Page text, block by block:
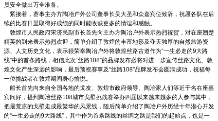
员安全做出万全准备。
紧接着，赛事主办方陶冶户外公司董事长吴大圣和众嘉宾位致辞，祝愿各队在后
续的比赛日里取得好成绩的同时能收获更多的情谊和感触。
敦煌市人民政府宋济民副市长首先向主办方陶冶户外表示热烈祝贺，对在座翘楚
精英的到来表示热烈欢迎，简单介绍了敦煌的丰富地形及夺天独厚的自然旅游资
源、人文历史文化，表示很荣幸陶冶户外将敦煌丝路古道作为“一生必走的9大路
线”中的首条路线，相信此次“丝路108”的品牌发布必将对进一步宣传丝路文化、敦
煌文化产生深远的影响，最后预祝赛事及“丝路108”品牌发布会圆满成功，祝福每
一位挑战者在敦煌期间身心愉悦。
船长首先向来自全国各地的戈友、敦煌市政府领导、陶冶家人们等近千名在座嘉
宾问好，提到陶冶丝路108城市戈壁挑战赛举办四届以来越来越多的人参与其中，
把最荒凉的戈壁走成最繁华的风景线，随后简单介绍了陶冶户外历经十年潜心开发
的“一生必走的9大路线”，其中作为首条路线的丝绸之路是我们的起始点，也是一